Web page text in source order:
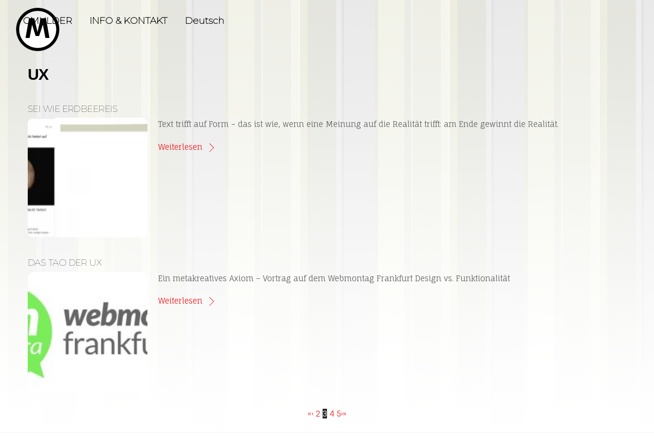
content
GMULDER INFO & KONTAKT Deutsch
UX
SEI WIE ERDBEEREIS
Text trifft auf Form – das ist wie, wenn eine Meinung auf die Realität trifft: am Ende gewinnt die Realität.
Weiterlesen
DAS TAO DER UX
Ein metakreatives Axiom – Vortrag auf dem Webmontag Frankfurt Design vs. Funktionalität
Weiterlesen
«‹ 2 3 4 5›»